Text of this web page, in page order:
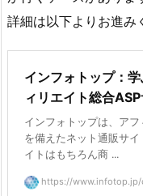
詳細は以下よりお進み
インフォトップ：
ィリエイト総合ASP
インフォトップは、ア
を備えたネット通販サ
イトはもちろん商 ...
https://www.infotop.jp/